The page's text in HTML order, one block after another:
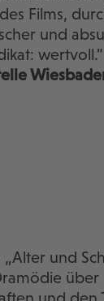
Films,
und
wertvoll."
„Alter und
über